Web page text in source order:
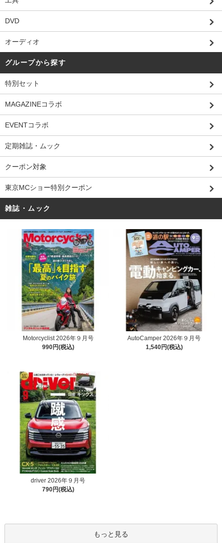
DVD
オーディオ
グループから探す
特別セット
MAGAZINEコラボ
EVENTコラボ
定期雑誌・ムック
クーポン対象
東京MCショー特別クーポン
雑誌・ムック
Motorcyclist 2026年９月号
990円(税込)
AutoCamper 2026年９月号
1,540円(税込)
driver 2026年９月号
790円(税込)
もっと見る